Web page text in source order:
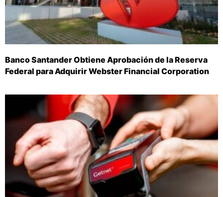
Banco Santander Obtiene Aprobación de la Reserva
Federal para Adquirir Webster Financial Corporation